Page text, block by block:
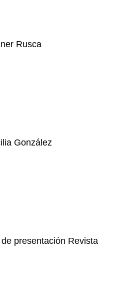
Rusca
González
presentación Revista